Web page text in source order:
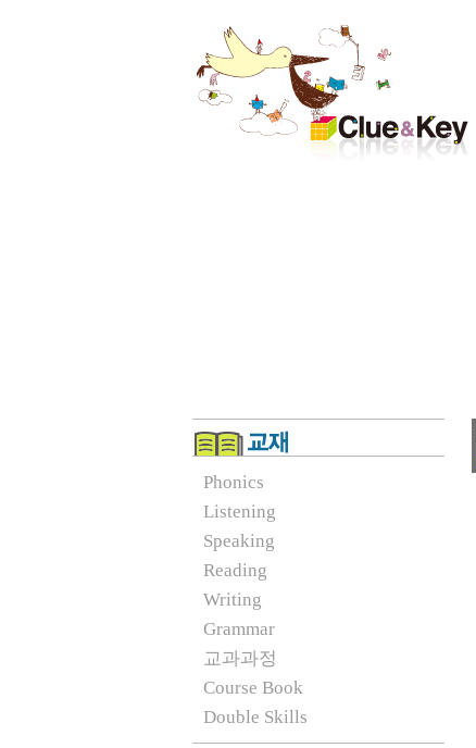
Phonics
Listening
Speaking
Reading
Writing
Grammar
교과과정
Course Book
Double Skills